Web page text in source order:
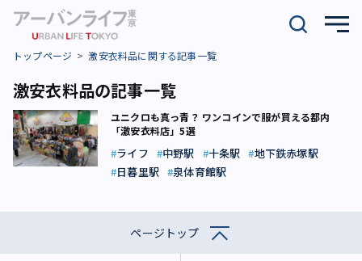
トップページ 激安衣料品に関する記事一覧
激安衣料品の記事一覧
ユニクロも真っ青？ ワンコインで服が買える都内
「激安衣料店」5選
ライフ 中野駅 十条駅
地下鉄赤塚駅
日暮里駅
泉体育館駅
ページトップ